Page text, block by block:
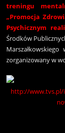
treningu
„Promocja
Psychicznym
Środków
zorganizowany w
http://www.tvs.pl/